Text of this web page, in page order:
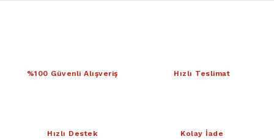
%100 Güvenli Alışveriş Hızlı Teslimat
Hızlı Destek Kolay İade